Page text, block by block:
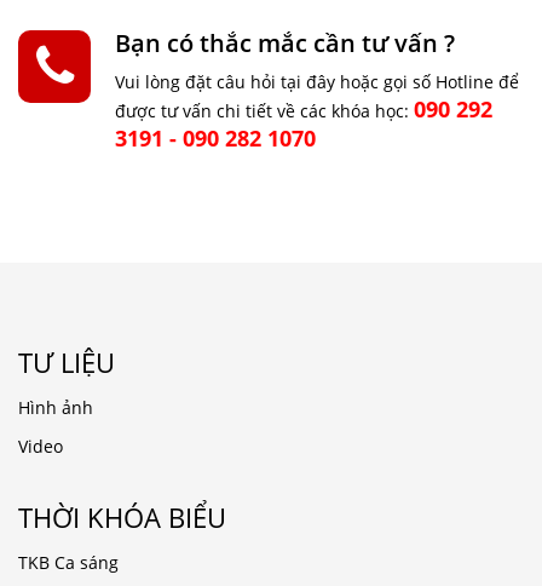
Bạn có thắc mắc cần tư vấn ?
Vui lòng đặt câu hỏi tại đây hoặc gọi số Hotline để
được tư vấn chi tiết về các khóa học: 090 292
3191 - 090 282 1070
TƯ LIỆU
Hình ảnh
Video
THỜI KHÓA BIỂU
TKB Ca sáng